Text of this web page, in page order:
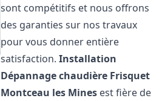
sont compétitifs et nous offrons
des garanties sur nos travaux
pour vous donner entière
satisfaction.Installation
Dépannage chaudière Frisquet
Montceau les Mines est fière de